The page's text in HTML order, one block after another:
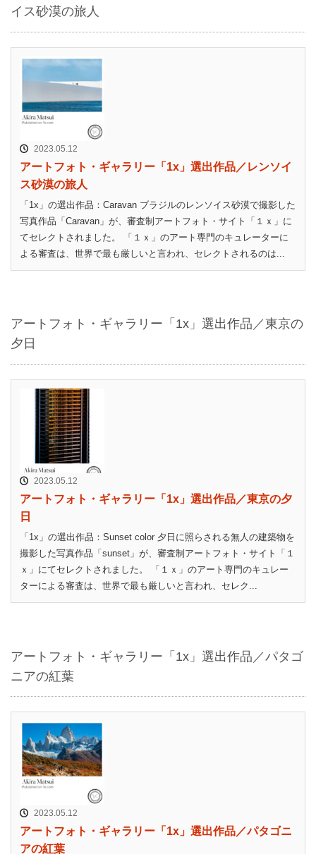
イス砂漠の旅人
2023.05.12
アートフォト・ギャラリー「1x」選出作品／レンソイ
ス砂漠の旅人
「1x」の選出作品：Caravan ブラジルのレンソイス砂漠で撮影した
写真作品「Caravan」が、審査制アートフォト・サイト「１ｘ」に
てセレクトされました。 「１ｘ」のアート専門のキュレーターに
よる審査は、世界で最も厳しいと言われ、セレクトされるのは...
アートフォト・ギャラリー「1x」選出作品／東京の
夕日
2023.05.12
アートフォト・ギャラリー「1x」選出作品／東京の夕
日
「1x」の選出作品：Sunset color 夕日に照らされる無人の建築物を
撮影した写真作品「sunset」が、審査制アートフォト・サイト「１
ｘ」にてセレクトされました。 「１ｘ」のアート専門のキュレー
ターによる審査は、世界で最も厳しいと言われ、セレク...
アートフォト・ギャラリー「1x」選出作品／パタゴ
ニアの紅葉
2023.05.12
アートフォト・ギャラリー「1x」選出作品／パタゴニ
アの紅葉